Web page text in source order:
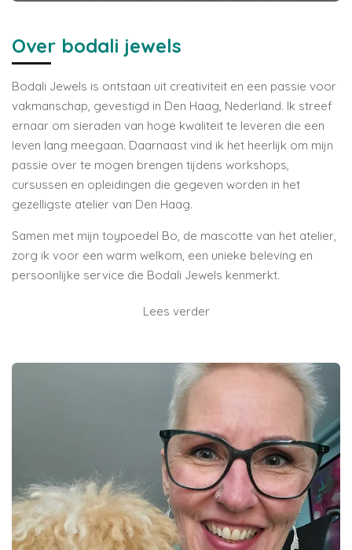
Over bodali jewels
Bodali Jewels is ontstaan uit creativiteit en een passie voor
vakmanschap, gevestigd in Den Haag, Nederland. Ik streef
ernaar om sieraden van hoge kwaliteit te leveren die een
leven lang meegaan. Daarnaast vind ik het heerlijk om mijn
passie over te mogen brengen tijdens workshops,
cursussen en opleidingen die gegeven worden in het
gezelligste atelier van Den Haag.
Samen met mijn toypoedel Bo, de mascotte van het atelier,
zorg ik voor een warm welkom, een unieke beleving en
persoonlijke service die Bodali Jewels kenmerkt.
Lees verder